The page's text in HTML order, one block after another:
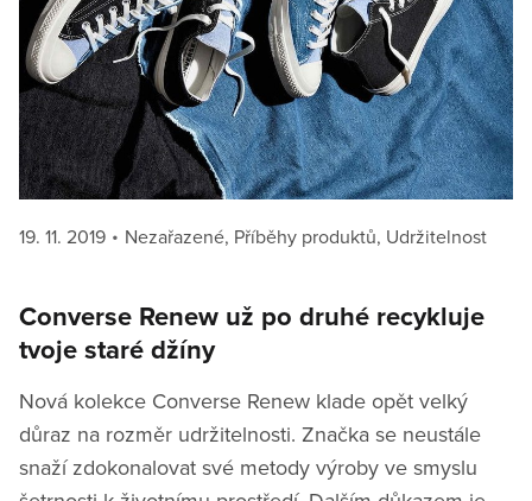
Posted
19. 11. 2019 Categories
Nezařazené, Příběhy produktů, Udržitelnost
Converse Renew už po druhé recykluje
tvoje staré džíny
Nová kolekce Converse Renew klade opět velký
důraz na rozměr udržitelnosti. Značka se neustále
snaží zdokonalovat své metody výroby ve smyslu